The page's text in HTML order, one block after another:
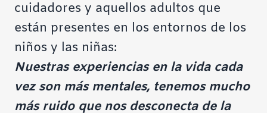
cuidadores y aquellos adultos que
están presentes en los entornos de los
niños y las niñas:
Nuestras experiencias en la vida cada
vez son más mentales, tenemos mucho
más ruido que nos desconecta de la